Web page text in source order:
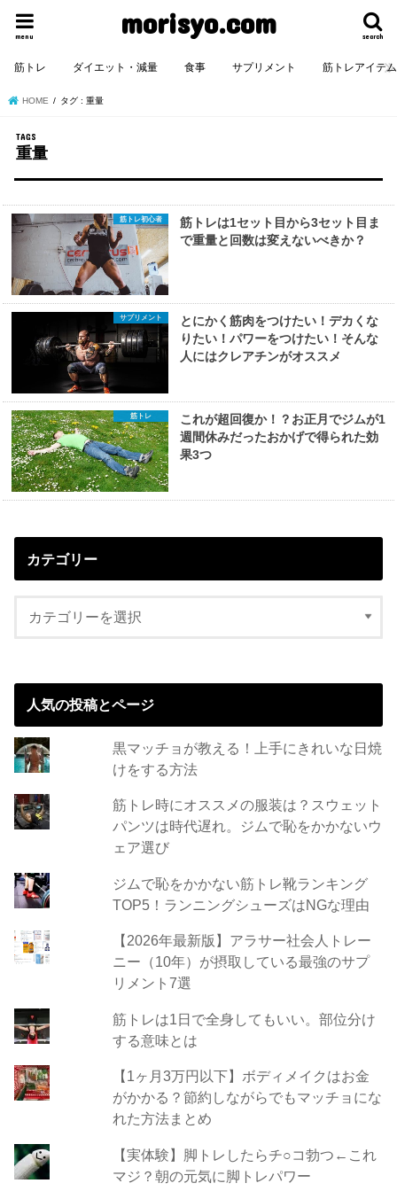
morisyo.com search
menu
筋トレ ダイエット・減量 食事 サプリメント 筋トレアイテム
HOME タグ : 重量
重量
筋トレ初心者
筋トレは1セット目から3セット目ま
で重量と回数は変えないべきか？
サプリメント
とにかく筋肉をつけたい！デカくな
りたい！パワーをつけたい！そんな
人にはクレアチンがオススメ
筋トレ
これが超回復か！？お正月でジムが1
週間休みだったおかげで得られた効
果3つ
カテゴリー
人気の投稿とページ
黒マッチョが教える！上手にきれいな日焼
けをする方法
筋トレ時にオススメの服装は？スウェット
パンツは時代遅れ。ジムで恥をかかないウ
ェア選び
ジムで恥をかかない筋トレ靴ランキング
TOP5！ランニングシューズはNGな理由
【2026年最新版】アラサー社会人トレー
ニー（10年）が摂取している最強のサプ
リメント7選
筋トレは1日で全身してもいい。部位分け
する意味とは
【1ヶ月3万円以下】ボディメイクはお金
がかかる？節約しながらでもマッチョにな
れた方法まとめ
【実体験】脚トレしたらチ○コ勃つ←これ
マジ？朝の元気に脚トレパワー